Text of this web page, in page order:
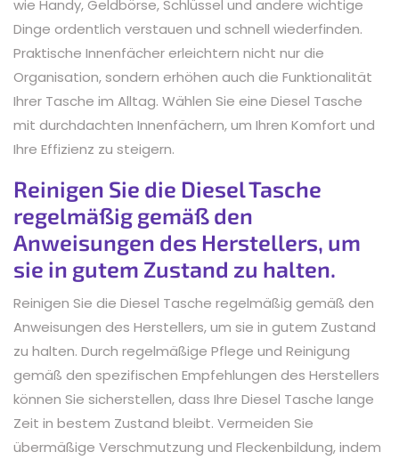
wie Handy, Geldbörse, Schlüssel und andere wichtige
Dinge ordentlich verstauen und schnell wiederfinden.
Praktische Innenfächer erleichtern nicht nur die
Organisation, sondern erhöhen auch die Funktionalität
Ihrer Tasche im Alltag. Wählen Sie eine Diesel Tasche
mit durchdachten Innenfächern, um Ihren Komfort und
Ihre Effizienz zu steigern.
Reinigen Sie die Diesel Tasche
regelmäßig gemäß den
Anweisungen des Herstellers, um
sie in gutem Zustand zu halten.
Reinigen Sie die Diesel Tasche regelmäßig gemäß den
Anweisungen des Herstellers, um sie in gutem Zustand
zu halten. Durch regelmäßige Pflege und Reinigung
gemäß den spezifischen Empfehlungen des Herstellers
können Sie sicherstellen, dass Ihre Diesel Tasche lange
Zeit in bestem Zustand bleibt. Vermeiden Sie
übermäßige Verschmutzung und Fleckenbildung, indem